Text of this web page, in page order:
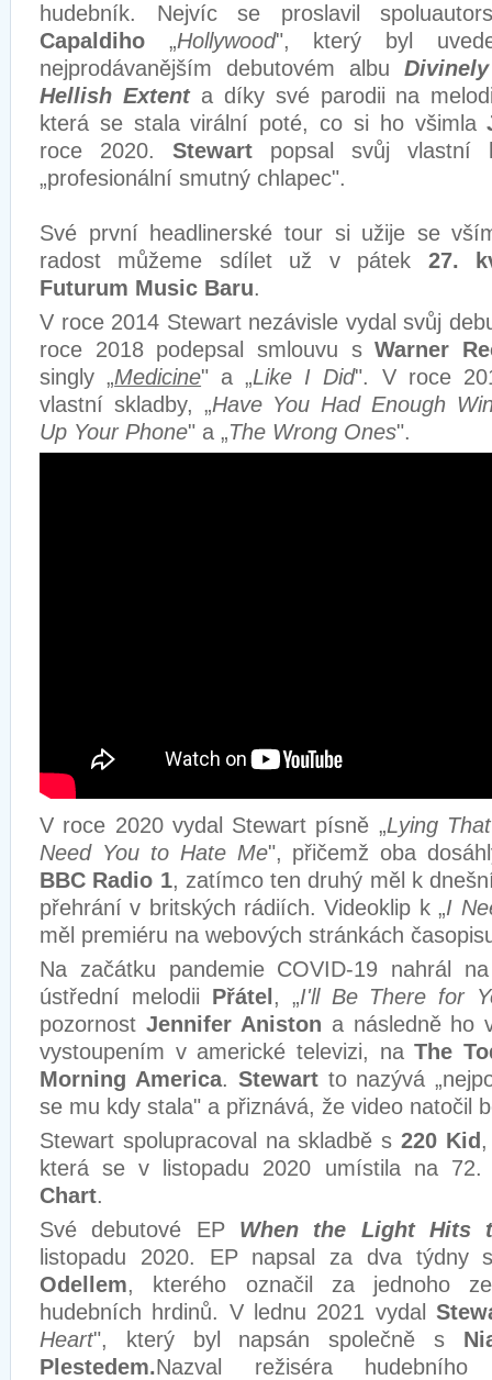
hudebník. Nejvíc se proslavil
Capaldiho „Hollywood", který byl
nejprodávanějším debutovém albu
Hellish Extenta díky své parodii na
která se stala virální poté, co si ho všimla
roce 2020. Stewart popsal svůj vlastní
„profesionální smutný chlapec".
Své první headlinerské tour si užije se
radost můžeme sdílet už v pátek 27.
Futurum Music Baru.
V roce 2014 Stewart nezávisle vydal svůj
roce 2018 podepsal smlouvu sWarner
singly „Medicine" a „Like I Did". V roce
vlastní skladby, „Have You Had Enough
Up Your Phone" a „The Wrong Ones".
V roce 2020 vydal Stewart písně „Lying
Need You to Hate Me", přičemž oba
BBC Radio 1, zatímco ten druhý měl k
přehrání v britských rádiích. Videoklip k „I
měl premiéru na webových stránkách
Na začátku pandemie COVID-19 nahrál
ústřední melodii Přátel , „I'll Be There for
pozornost Jennifer Aniston a následně ho
vystoupením v americké televizi, naThe
Morning America. Stewartto nazývá
se mu kdy stala" a přiznává, že video natočil
Stewart spolupracoval na skladbě s 220 Kid
která se v listopadu 2020 umístila na
Chart.
Své debutové EP When the Light Hits
listopadu 2020. EP napsal za dva týdny
Odellem, kterého označil za jednoho
hudebních hrdinů. V lednu 2021 vydal
Heart", který byl napsán společně s
Plestedem.Nazval režiséra